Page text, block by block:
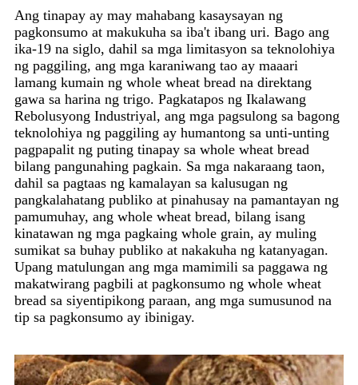
Ang tinapay ay may mahabang kasaysayan ng
pagkonsumo at makukuha sa iba't ibang uri. Bago ang
ika-19 na siglo, dahil sa mga limitasyon sa teknolohiya
ng paggiling, ang mga karaniwang tao ay maaari
lamang kumain ng whole wheat bread na direktang
gawa sa harina ng trigo. Pagkatapos ng Ikalawang
Rebolusyong Industriyal, ang mga pagsulong sa bagong
teknolohiya ng paggiling ay humantong sa unti-unting
pagpapalit ng puting tinapay sa whole wheat bread
bilang pangunahing pagkain. Sa mga nakaraang taon,
dahil sa pagtaas ng kamalayan sa kalusugan ng
pangkalahatang publiko at pinahusay na pamantayan ng
pamumuhay, ang whole wheat bread, bilang isang
kinatawan ng mga pagkaing whole grain, ay muling
sumikat sa buhay publiko at nakakuha ng katanyagan.
Upang matulungan ang mga mamimili sa paggawa ng
makatwirang pagbili at pagkonsumo ng whole wheat
bread sa siyentipikong paraan, ang mga sumusunod na
tip sa pagkonsumo ay ibinigay.